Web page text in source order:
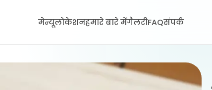
मेन्यूलोकेशनहमारे बारे मेंगैलरीFAQसंपर्क